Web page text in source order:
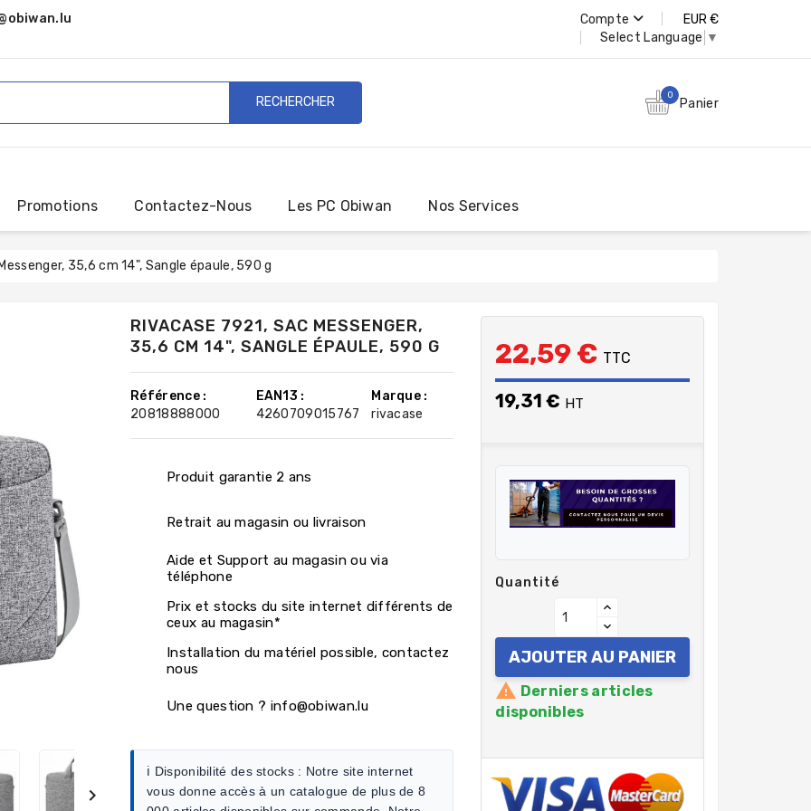
Compte
EUR €
Select Language ▼
RECHERCHER 0
Panier
Promotions Contactez-Nous Les PC Obiwan Nos Services
35,6 cm 14", Sangle épaule, 590 g

RIVACASE 7921, SAC MESSENGER,
35,6 CM 14", SANGLE ÉPAULE, 590 G
Référence :
20818888000
EAN13 :
4260709015767
Marque :
rivacase
Produit garantie 2 ans
Retrait au magasin ou livraison
Aide et Support au magasin ou via
téléphone
Prix et stocks du site internet différents de
ceux au magasin*
Installation du matériel possible, contactez
nous
Une question ? info@obiwan.lu
ℹ️ Disponibilité des stocks : Notre site internet
vous donne accès à un catalogue de plus de 8
22,59 € TTC
19,31 € HT
Quantité
AJOUTER AU PANIER
 Derniers articles
disponibles